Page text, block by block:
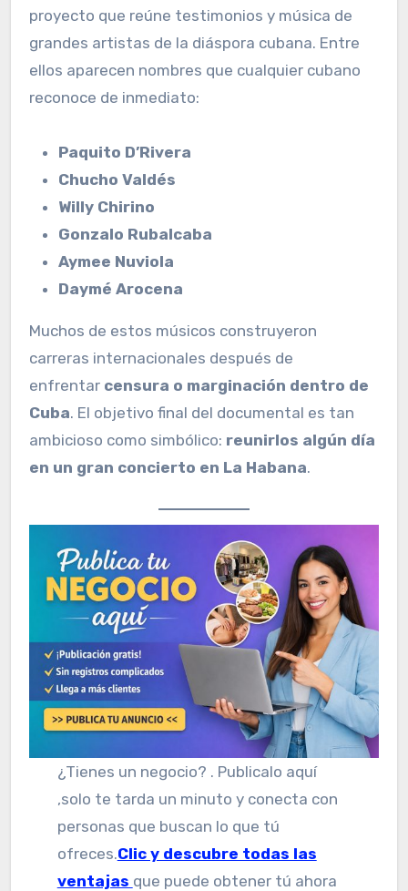
proyecto que reúne testimonios y música de
grandes artistas de la diáspora cubana. Entre
ellos aparecen nombres que cualquier cubano
reconoce de inmediato:
Paquito D’Rivera
Chucho Valdés
Willy Chirino
Gonzalo Rubalcaba
Aymee Nuviola
Daymé Arocena
Muchos de estos músicos construyeron
carreras internacionales después de
enfrentar censura o marginación dentro de
Cuba. El objetivo final del documental es tan
ambicioso como simbólico: reunirlos algún día
en un gran concierto en La Habana.
¿Tienes un negocio? . Publicalo aquí
,solo te tarda un minuto y conecta con
personas que buscan lo que tú
ofreces.Clic y descubre todas las
ventajas que puede obtener tú ahora